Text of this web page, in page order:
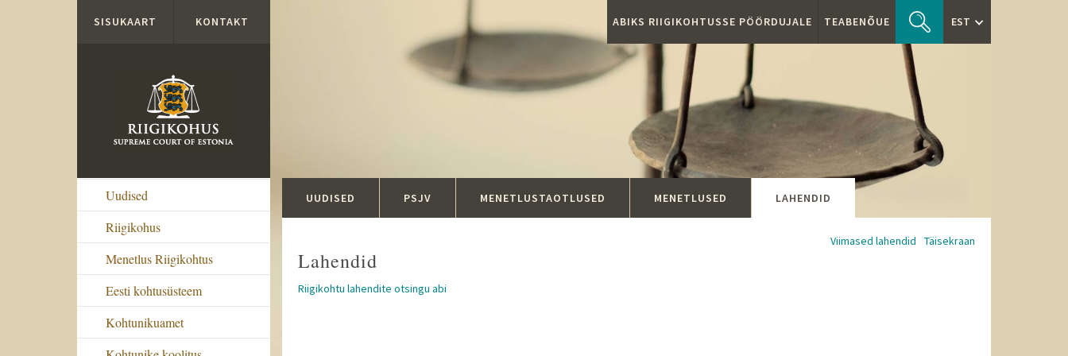
ABIKS RIIGIKOHTUSSE PÖÖRDUJALE TEABENÕUE EST
SISUKAART KONTAKT
Uudised
Riigikohus
Menetlus Riigikohtus
Eesti kohtusüsteem
Kohtunikuamet
UUDISED PSJV MENETLUSTAOTLUSED MENETLUSED LAHENDID
Viimased lahendid Täisekraan
Lahendid
Riigikohtu lahendite otsingu abi